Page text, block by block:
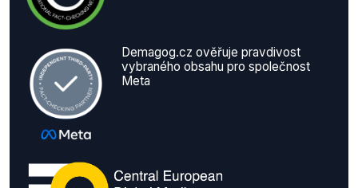
Demagog.cz ověřuje pravdivost
vybraného obsahu pro společnost
Meta